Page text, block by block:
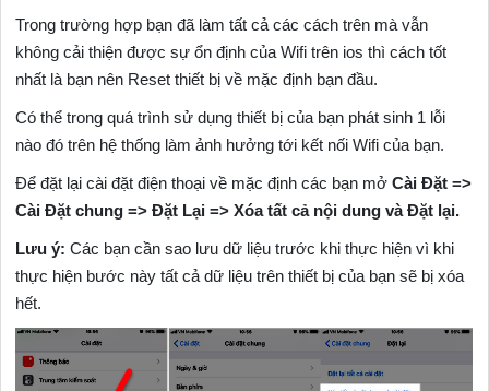
Trong trường hợp bạn đã làm tất cả các cách trên mà vẫn
không cải thiện được sự ổn định của Wifi trên ios thì cách tốt
nhất là bạn nên Reset thiết bị về mặc định bạn đầu.
Có thể trong quá trình sử dụng thiết bị của bạn phát sinh 1 lỗi
nào đó trên hệ thống làm ảnh hưởng tới kết nối Wifi của bạn.
Để đặt lại cài đặt điện thoại về mặc định các bạn mởCài Đặt =>
Cài Đặt chung => Đặt Lại => Xóa tất cả nội dung và Đặt lại.
Lưu ý: Các bạn cần sao lưu dữ liệu trước khi thực hiện vì khi
thực hiện bước này tất cả dữ liệu trên thiết bị của bạn sẽ bị xóa
hết.